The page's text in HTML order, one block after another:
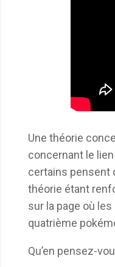
Une théorie
concernant le
certains pensent
théorie étant
sur la page où
quatrième
Qu’en pensez-